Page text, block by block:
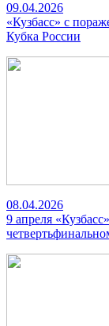
09.04.2026
«Кузбасс» с
Кубка России
08.04.2026
9 апреля